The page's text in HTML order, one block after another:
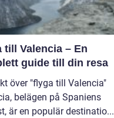
till Valencia – En
guide till din resa
över "flyga till Valencia"
belägen på Spaniens
är en populär destinatio...